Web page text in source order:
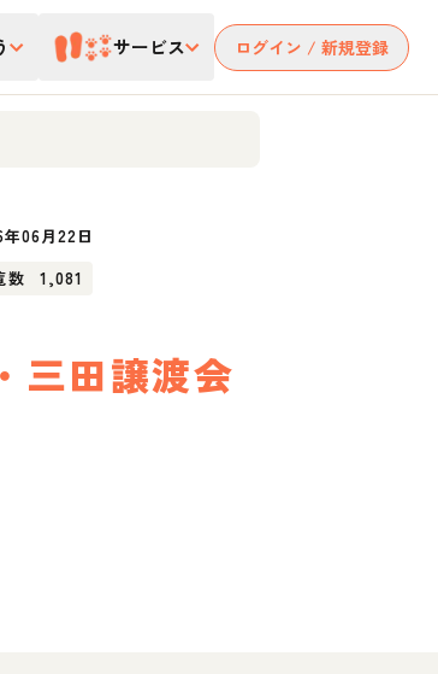
サービス ログイン / 新規登録
06月22日
数 1,081
三田譲渡会